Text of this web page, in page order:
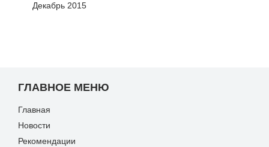
Декабрь 2015
ГЛАВНОЕ МЕНЮ
Главная
Новости
Рекомендации